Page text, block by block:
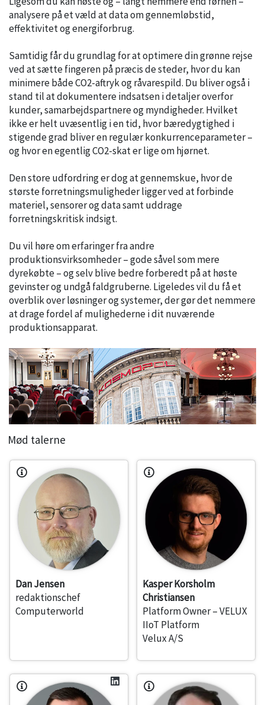
analysere på et væld at data om gennemløbstid,
effektivitet og energiforbrug.
Samtidig får du grundlag for at optimere din grønne rejse
ved at sætte fingeren på præcis de steder, hvor du kan
minimere både CO2-aftryk og råvarespild. Du bliver også i
stand til at dokumentere indsatsen i detaljer overfor
kunder, samarbejdspartnere og myndigheder. Hvilket
ikke er helt uvæsentlig i en tid, hvor bæredygtighed i
stigende grad bliver en regulær konkurrenceparameter –
og hvor en egentlig CO2-skat er lige om hjørnet.
Den store udfordring er dog at gennemskue, hvor de
største forretningsmuligheder ligger ved at forbinde
materiel, sensorer og data samt uddrage
forretningskritisk indsigt.
Du vil høre om erfaringer fra andre
produktionsvirksomheder – gode såvel som mere
dyrekøbte – og selv blive bedre forberedt på at høste
gevinster og undgå faldgruberne. Ligeledes vil du få et
overblik over løsninger og systemer, der gør det nemmere
at drage fordel af mulighederne i dit nuværende
produktionsapparat.
Mød talerne
Dan Jensen
redaktionschef
Computerworld
Kasper Korsholm
Christiansen
Platform Owner – VELUX
IIoT Platform
Velux A/S